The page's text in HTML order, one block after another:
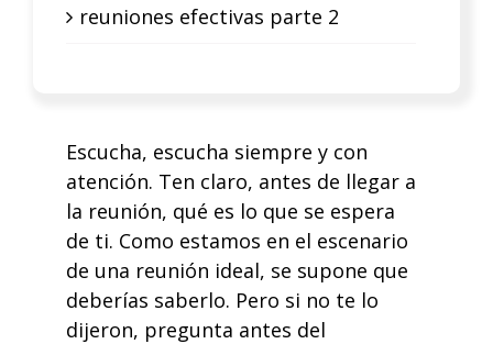
reuniones efectivas parte 2
Escucha, escucha siempre y con
atención. Ten claro, antes de llegar a
la reunión, qué es lo que se espera
de ti. Como estamos en el escenario
de una reunión ideal, se supone que
deberías saberlo. Pero si no te lo
dijeron, pregunta antes del